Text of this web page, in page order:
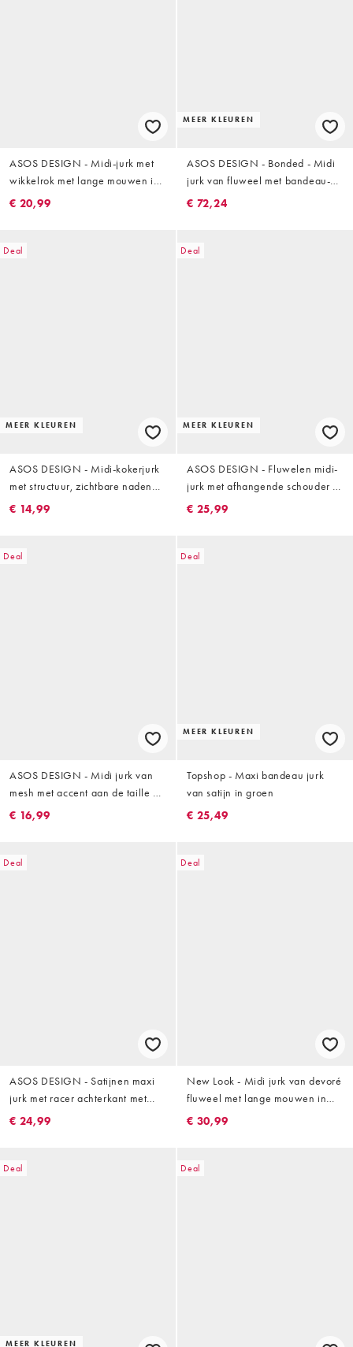
ASOS DESIGN - Midi-jurk met
wikkelrok met lange mouwen in
groene ruitprint
€ 20,99
MEER KLEUREN
ASOS DESIGN - Bonded - Midi
jurk van fluweel met bandeau-
structuur en lijfje met ruches in
€ 72,24
Deal
MEER KLEUREN
ASOS DESIGN - Midi-kokerjurk
met structuur, zichtbare naden
en korsetdetail in donkergroen
€ 14,99
Deal
MEER KLEUREN
ASOS DESIGN - Fluwelen midi-
jurk met afhangende schouder in
groen
€ 25,99
Deal
ASOS DESIGN - Midi jurk van
mesh met accent aan de taille en
drapering in groen
€ 16,99
Deal
MEER KLEUREN
Topshop - Maxi bandeau jurk
van satijn in groen
€ 25,49
Deal
ASOS DESIGN - Satijnen maxi
jurk met racer achterkant met
gedraaid detail in olijfgroen
€ 24,99
Deal
New Look - Midi jurk van devoré
fluweel met lange mouwen in
kaki
€ 30,99
Deal
MEER KLEUREN
Deal